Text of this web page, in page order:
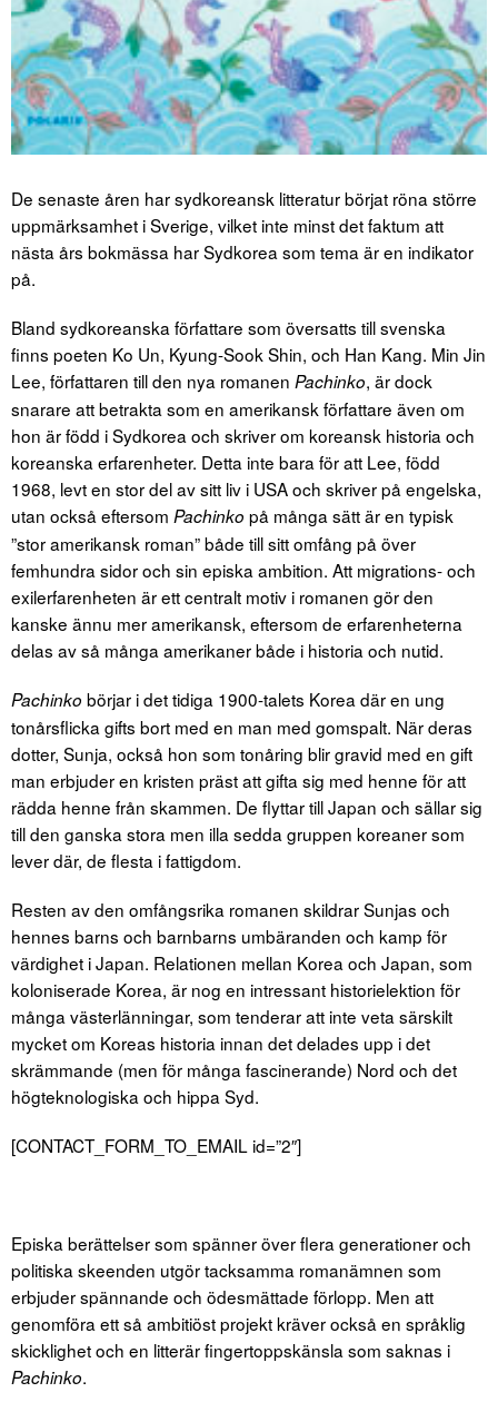
De senaste åren har sydkoreansk litteratur börjat röna större
uppmärksamhet i Sverige, vilket inte minst det faktum att
nästa års bokmässa har Sydkorea som tema är en indikator
på.
Bland sydkoreanska författare som översatts till svenska
finns poeten Ko Un, Kyung-Sook Shin, och Han Kang. Min Jin
Lee, författaren till den nya romanen Pachinko, är dock
snarare att betrakta som en amerikansk författare även om
hon är född i Sydkorea och skriver om koreansk historia och
koreanska erfarenheter. Detta inte bara för att Lee, född
1968, levt en stor del av sitt liv i USA och skriver på engelska,
utan också eftersom Pachinko på många sätt är en typisk
”stor amerikansk roman” både till sitt omfång på över
femhundra sidor och sin episka ambition. Att migrations- och
exilerfarenheten är ett centralt motiv i romanen gör den
kanske ännu mer amerikansk, eftersom de erfarenheterna
delas av så många amerikaner både i historia och nutid.
Pachinko börjar i det tidiga 1900-talets Korea där en ung
tonårsflicka gifts bort med en man med gomspalt. När deras
dotter, Sunja, också hon som tonåring blir gravid med en gift
man erbjuder en kristen präst att gifta sig med henne för att
rädda henne från skammen. De flyttar till Japan och sällar sig
till den ganska stora men illa sedda gruppen koreaner som
lever där, de flesta i fattigdom.
Resten av den omfångsrika romanen skildrar Sunjas och
hennes barns och barnbarns umbäranden och kamp för
värdighet i Japan. Relationen mellan Korea och Japan, som
koloniserade Korea, är nog en intressant historielektion för
många västerlänningar, som tenderar att inte veta särskilt
mycket om Koreas historia innan det delades upp i det
skrämmande (men för många fascinerande) Nord och det
högteknologiska och hippa Syd.
[CONTACT_FORM_TO_EMAIL id=”2″]
Episka berättelser som spänner över flera generationer och
politiska skeenden utgör tacksamma romanämnen som
erbjuder spännande och ödesmättade förlopp. Men att
genomföra ett så ambitiöst projekt kräver också en språklig
skicklighet och en litterär fingertoppskänsla som saknas i
Pachinko.